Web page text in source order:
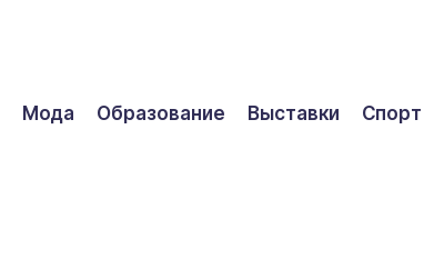
Мода Образование Выставки Спорт